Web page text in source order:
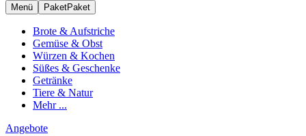
Menü PaketPaket
Brote & Aufstriche
Gemüse & Obst
Würzen & Kochen
Süßes & Geschenke
Getränke
Tiere & Natur
Mehr ...
Angebote